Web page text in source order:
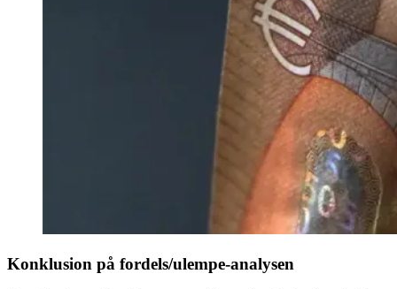
Konklusion på fordels/ulempe-analysen